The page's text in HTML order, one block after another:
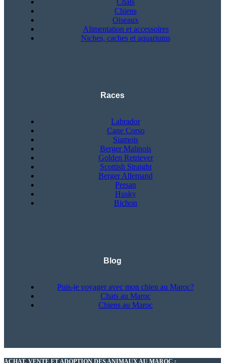
Chats
Chiens
Oiseaux
Alimentation et accessoires
Niches, caches et aquariums
Races
Labrador
Cane Corso
Siamois
Berger Malinois
Golden Retriever
Scottish Straight
Berger Allemand
Persan
Husky
Bichon
Blog
Puis-je voyager avec mon chien au Maroc?
Chats au Maroc
Chiens au Maroc
ACHAT, VENTE ET ADOPTION DES ANIMAUX AU MAROC :